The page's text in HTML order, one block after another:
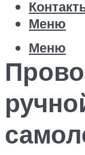
Меню
Меню